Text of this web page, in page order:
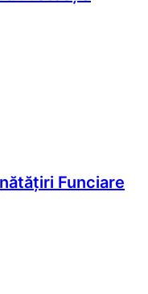
Funciare